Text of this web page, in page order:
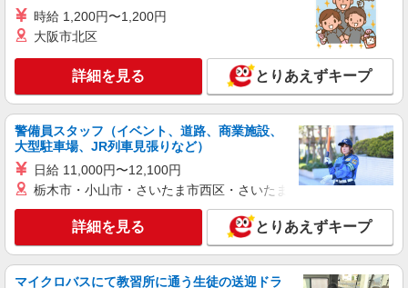
スーパーマーケットでの惣菜ベーカリースタッ
フ
＜パート＞ 時給1300円〜／16時以降時給1400
円〜 ★土曜・日曜・祝日は時給100円ＵＰ！
神奈川県横須賀市神明町58-7（予定）
キープ 詳細を見る
パート
生鮮市場TOPトナリエ久里浜店
スーパーマーケットでの夜間責任者
＜パート＞ 時給1500円〜／16時以降時給1600
円〜 ★土曜・日曜・祝日は時給100円ＵＰ！
神奈川県横須賀市神明町58-7（予定）
時給 1,200円〜1,200円
大阪市北区
詳細を見る とりあえずキープ
警備員スタッフ（イベント、道路、商業施設、
大型駐車場、JR列車見張りなど）
日給 11,000円〜12,100円
栃木市・小山市・さいたま市西区・さいたま市岩槻区・久喜市・
詳細を見る とりあえずキープ
マイクロバスにて教習所に通う生徒の送迎ドラ